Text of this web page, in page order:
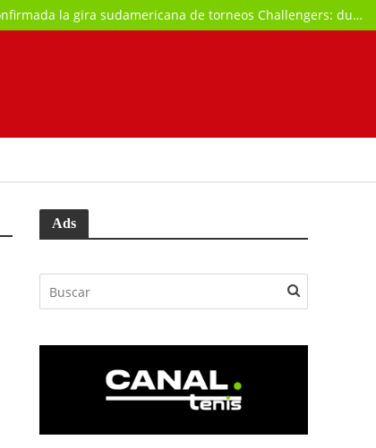
Confirmada la gira sudamericana de torneos Challengers: durará más de dos meses
Ads